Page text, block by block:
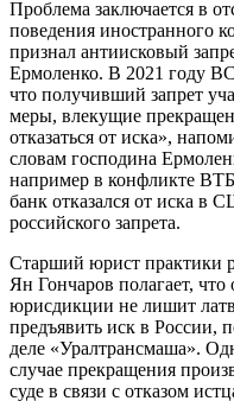
Проблема заключается в
поведения иностранного
признал антиисковый
Ермоленко. В 2021 году
что получивший запрет
меры, влекущие
отказаться от иска»,
словам господина
например в конфликте
банк отказался от иска в
российского запрета.
Старший юрист практики
Ян Гончаров полагает, что
юрисдикции не лишит
предъявить иск в России,
деле «Уралтрансмаша».
случае прекращения
суде в связи с отказом